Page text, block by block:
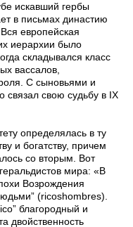
искавший гербы
в письмах династию
европейская
иерархии было
складывался класс
вассалов,
С сыновьями и
связал свою судьбу в IX
определялась в ту
и богатству, причем
со вторым. Вот
мира: «В
Возрождения
(ricoshombres).
благородный и
двойственность